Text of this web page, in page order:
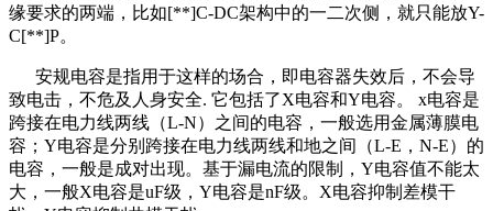
缘要求的两端，比如[**]C-DC架构中的一二次侧，就只能放Y-
C[**]P。
安规电容是指用于这样的场合，即电容器失效后，不会导
致电击，不危及人身安全. 它包括了X电容和Y电容。 x电容是
跨接在电力线两线（L-N）之间的电容，一般选用金属薄膜电
容；Y电容是分别跨接在电力线两线和地之间（L-E，N-E）的
电容，一般是成对出现。基于漏电流的限制，Y电容值不能太
大，一般X电容是uF级，Y电容是nF级。X电容抑制差模干